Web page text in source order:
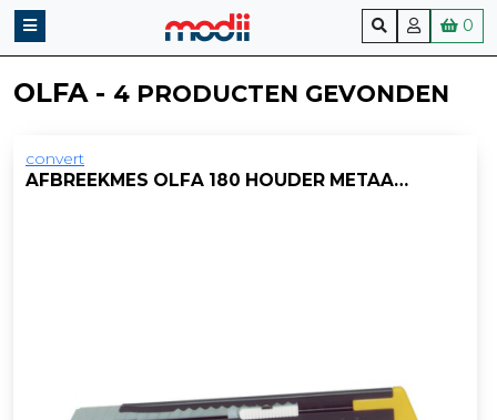
0
OLFA - 4 PRODUCTEN GEVONDEN
convert
AFBREEKMES OLFA 180 HOUDER METAAL ZWART